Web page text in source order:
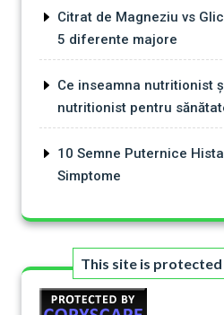
Citrat de Magneziu vs
5 diferente majore
Ce inseamna nutritionist
nutritionist pentru
10 Semne Puternice
Simptome
This site is